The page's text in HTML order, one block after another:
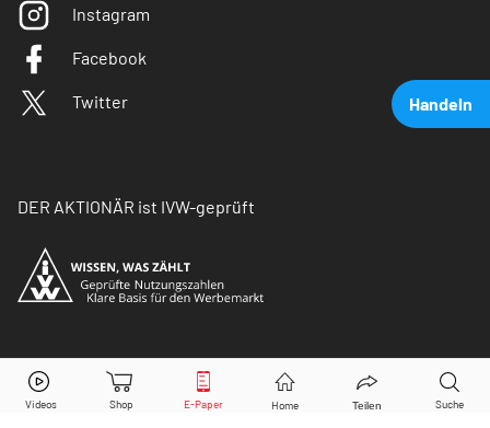
Handeln
DHL Group Aktie jetzt handeln?
Instagram
Facebook
Twitter
DER AKTIONÄR ist IVW-geprüft
© Copyright 2026 Börsenmedien AG. Alle Rechte